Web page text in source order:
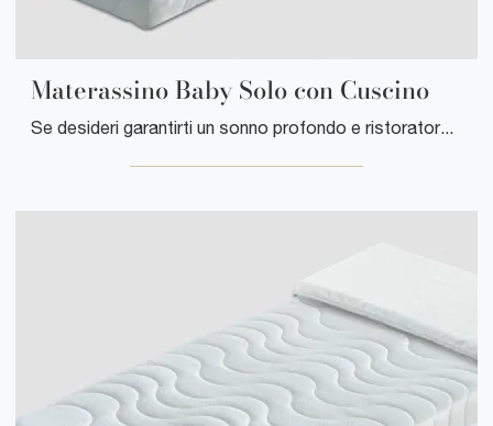
Materassino Baby Solo con Cuscino
Se desideri garantirti un sonno profondo e ristoratore, scopri i Materassi in poliuretano singoli come il modello Materassino Baby Solo con Cuscino ...